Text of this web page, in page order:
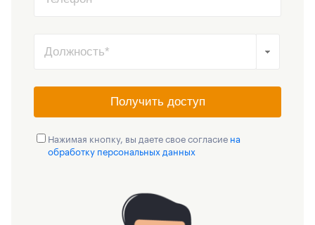
Получить доступ
Нажимая кнопку, вы даете свое согласие на
обработку персональных данных